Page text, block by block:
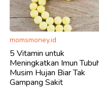
momsmoney.id
5 Vitamin untuk
Meningkatkan Imun
Musim Hujan Biar Tak
Gampang Sakit